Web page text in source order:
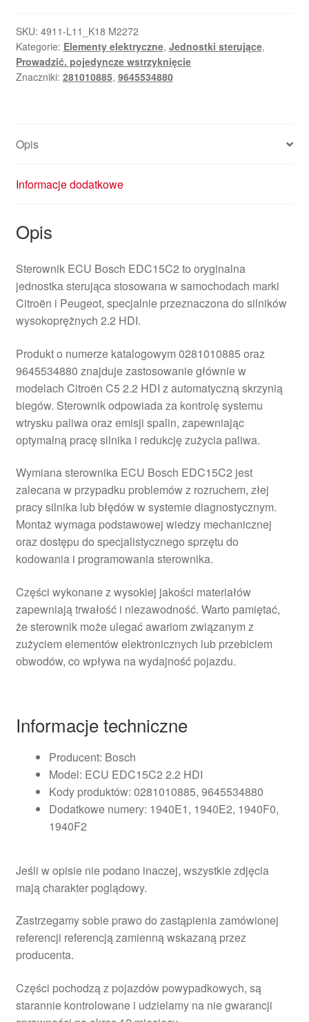
2.2
HDI
0281010885
9645534880
SKU: 4911-L11_K18 M2272
Kategorie: Elementy elektryczne, Jednostki sterujące,
Prowadzić. pojedyncze wstrzyknięcie
Znaczniki: 281010885, 9645534880
Opis
Informacje dodatkowe
Opis
Sterownik ECU Bosch EDC15C2 to oryginalna
jednostka sterująca stosowana w samochodach marki
Citroën i Peugeot, specjalnie przeznaczona do silników
wysokoprężnych 2.2 HDI.
Produkt o numerze katalogowym 0281010885 oraz
9645534880 znajduje zastosowanie głównie w
modelach Citroën C5 2.2 HDI z automatyczną skrzynią
biegów. Sterownik odpowiada za kontrolę systemu
wtrysku paliwa oraz emisji spalin, zapewniając
optymalną pracę silnika i redukcję zużycia paliwa.
Wymiana sterownika ECU Bosch EDC15C2 jest
zalecana w przypadku problemów z rozruchem, złej
pracy silnika lub błędów w systemie diagnostycznym.
Montaż wymaga podstawowej wiedzy mechanicznej
oraz dostępu do specjalistycznego sprzętu do
kodowania i programowania sterownika.
Części wykonane z wysokiej jakości materiałów
zapewniają trwałość i niezawodność. Warto pamiętać,
że sterownik może ulegać awariom związanym z
zużyciem elementów elektronicznych lub przebiciem
obwodów, co wpływa na wydajność pojazdu.
Informacje techniczne
Producent: Bosch
Model: ECU EDC15C2 2.2 HDI
Kody produktów: 0281010885, 9645534880
Dodatkowe numery: 1940E1, 1940E2, 1940F0,
1940F2
Jeśli w opisie nie podano inaczej, wszystkie zdjęcia
mają charakter poglądowy.
Zastrzegamy sobie prawo do zastąpienia zamówionej
referencji referencją zamienną wskazaną przez
producenta.
Części pochodzą z pojazdów powypadkowych, są
starannie kontrolowane i udzielamy na nie gwarancji